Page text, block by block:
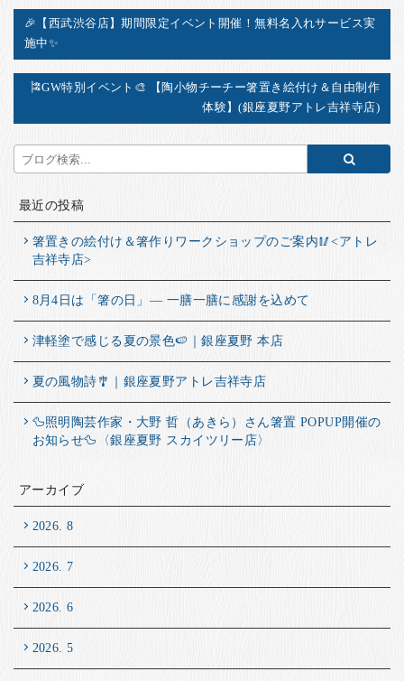
🎉【西武渋谷店】期間限定イベント開催！無料名入れサービス実
施中✨
🎏GW特別イベント🎨 【陶小物チーチー箸置き絵付け＆自由制作
体験】(銀座夏野アトレ吉祥寺店)
最近の投稿
箸置きの絵付け＆箸作りワークショップのご案内🥢<アトレ
吉祥寺店>
8月4日は「箸の日」― 一膳一膳に感謝を込めて
津軽塗で感じる夏の景色🍉｜銀座夏野 本店
夏の風物詩🎐｜銀座夏野アトレ吉祥寺店
🦆照明陶芸作家・大野 哲（あきら）さん箸置 POPUP開催の
お知らせ🦆〈銀座夏野 スカイツリー店〉
アーカイブ
2026. 8
2026. 7
2026. 6
2026. 5